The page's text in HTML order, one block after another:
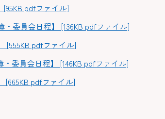
pdfファイル]
委員会日程】 [136KB pdfファイル]
[555KB pdfファイル]
委員会日程】 [146KB pdfファイル]
[665KB pdfファイル]